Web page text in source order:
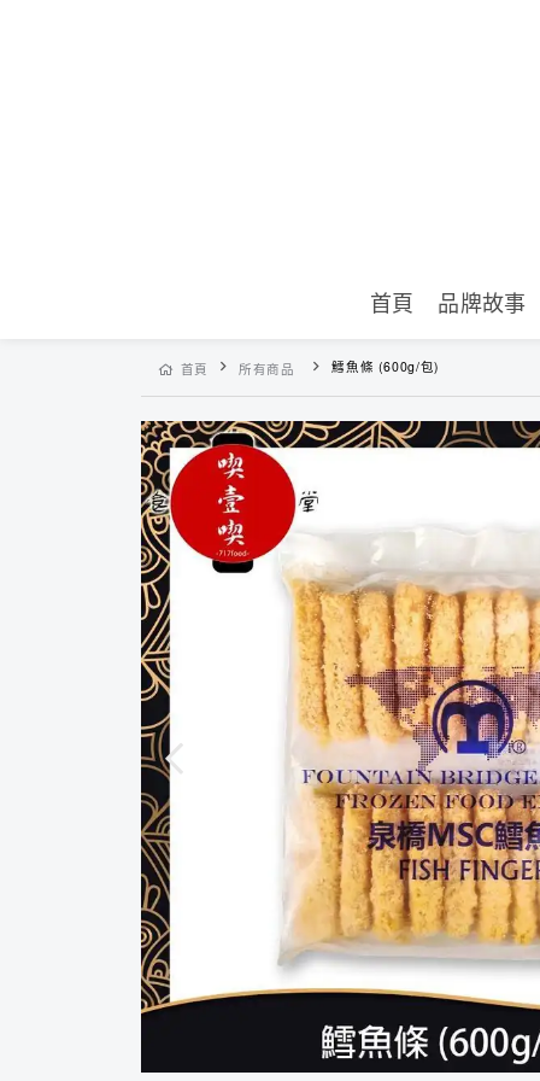
首頁 品牌故事
首頁 所有商品 鱈魚條 (600g/包)